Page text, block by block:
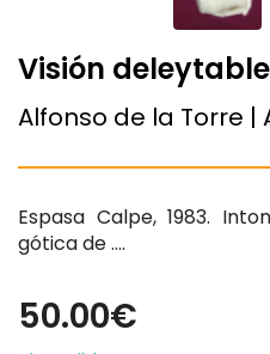
Visión deleytable
Alfonso de la Torre |
Espasa Calpe, 1983.
gótica de ….
50.00€